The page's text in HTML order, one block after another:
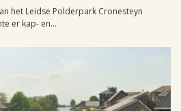
het Leidse Polderpark Cronesteyn
er kap- en...